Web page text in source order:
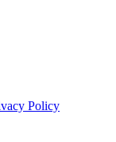
Policy